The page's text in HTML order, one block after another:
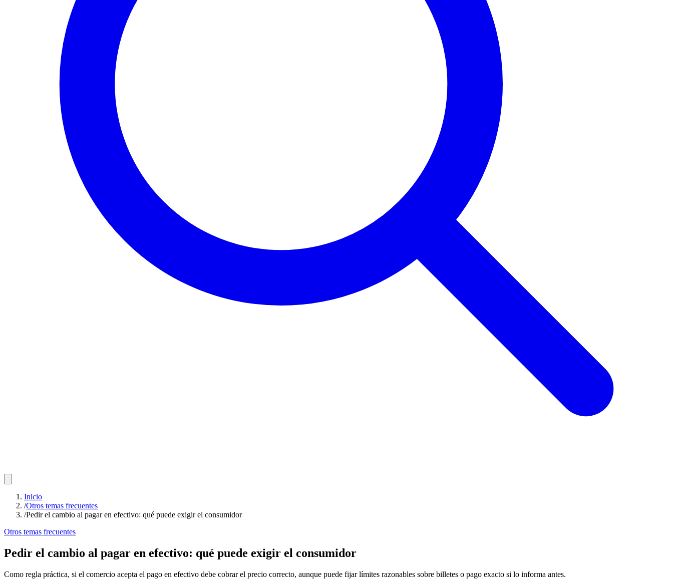
Inicio
/Otros temas frecuentes
/Pedir el cambio al pagar en efectivo: qué puede exigir el consumidor
Otros temas frecuentes
Pedir el cambio al pagar en efectivo: qué puede exigir el consumidor
Como regla práctica, si el comercio acepta el pago en efectivo debe cobrar el precio correcto, aunque puede fijar límites razonables sobre billetes o pago exacto si lo informa antes.